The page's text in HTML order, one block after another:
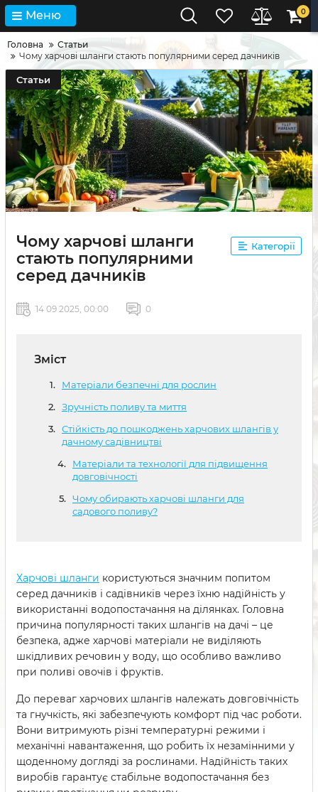
Меню 0
Головна
Статьи
Чому харчові шланги стають популярними серед дачників
Статьи
Чому харчові шланги
стають популярними
серед дачників
Категорії
14 09 2025, 00:00 0
Зміст
Матеріали безпечні для рослин
Зручність поливу та миття
Стійкість до пошкоджень харчових шлангів у
дачному садівництві
Матеріали та технології для підвищення
довговічності
Чому обирають харчові шланги для
садового поливу?
Харчові шланги користуються значним попитом
серед дачників і садівників через їхню надійність у
використанні водопостачання на ділянках. Головна
причина популярності таких шлангів на дачі – це
безпека, адже харчові матеріали не виділяють
шкідливих речовин у воду, що особливо важливо
при поливі овочів і фруктів.
До переваг харчових шлангів належать довговічність
та гнучкість, які забезпечують комфорт під час роботи.
Вони витримують різні температурні режими і
механічні навантаження, що робить їх незамінними у
щоденному догляді за рослинами. Надійність таких
виробів гарантує стабільне водопостачання без